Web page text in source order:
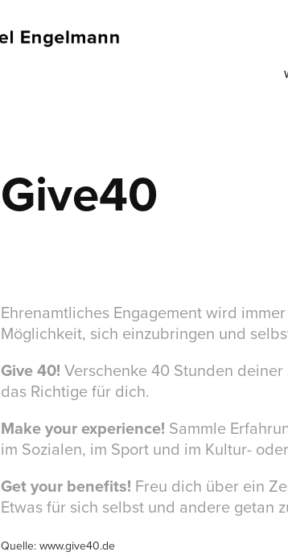
Give40
Ehrenamtliches Engagement wird
Möglichkeit, sich einzubringen und
Give 40! Verschenke 40 Stunden
das Richtige für dich.
Make your experience! Sammle
im Sozialen, im Sport und im Kultur-
Get your benefits! Freu dich über ein
Etwas für sich selbst und andere getan
Quelle: www.give40.de